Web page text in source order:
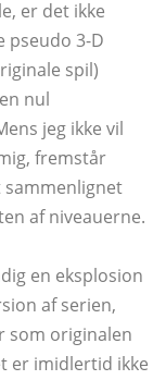
er det ikke
pseudo 3-D
spil)
nul
jeg ikke vil
fremstår
af ​​niveauerne.
en eksplosion
af serien,
som originalen
er imidlertid ikke